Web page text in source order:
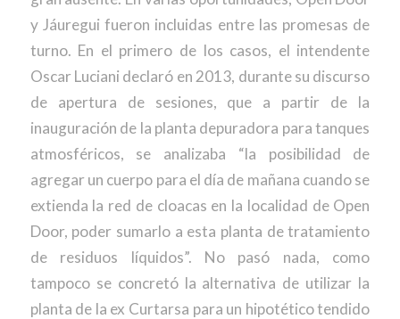
y Jáuregui fueron incluidas entre las promesas de
turno. En el primero de los casos, el intendente
Oscar Luciani declaró en 2013, durante su discurso
de apertura de sesiones, que a partir de la
inauguración de la planta depuradora para tanques
atmosféricos, se analizaba “la posibilidad de
agregar un cuerpo para el día de mañana cuando se
extienda la red de cloacas en la localidad de Open
Door, poder sumarlo a esta planta de tratamiento
de residuos líquidos”. No pasó nada, como
tampoco se concretó la alternativa de utilizar la
planta de la ex Curtarsa para un hipotético tendido